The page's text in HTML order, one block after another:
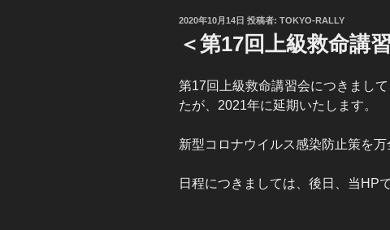
投
日:
2020年10月14日 投稿者: TOKYO-RALLY
＜第17回上級救命講
第17回上級救命講習会につきまし
たが、2021年に延期いたします。
新型コロナウイルス感染防止策を万
日程につきましては、後日、当HP